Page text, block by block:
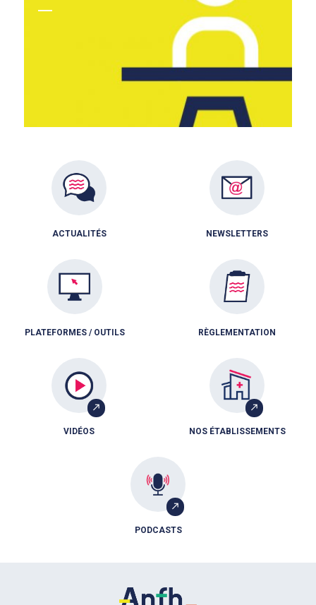
ACTUALITÉS NEWSLETTERS
PLATEFORMES / OUTILS RÈGLEMENTATION
VIDÉOS NOS ÉTABLISSEMENTS
PODCASTS